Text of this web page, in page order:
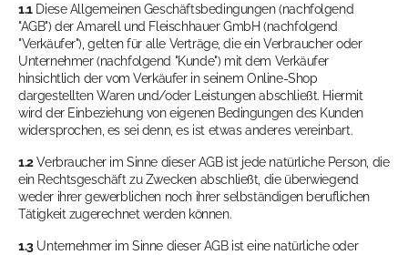
1.1Diese Allgemeinen Geschäftsbedingungen (nachfolgend
"AGB") der Amarell und Fleischhauer GmbH (nachfolgend
"Verkäufer"), gelten für alle Verträge, die ein Verbraucher oder
Unternehmer (nachfolgend "Kunde") mit dem Verkäufer
hinsichtlich der vom Verkäufer in seinem Online-Shop
dargestellten Waren und/oder Leistungen abschließt. Hiermit
wird der Einbeziehung von eigenen Bedingungen des Kunden
widersprochen, es sei denn, es ist etwas anderes vereinbart.
1.2Verbraucher im Sinne dieser AGB ist jede natürliche Person, die
ein Rechtsgeschäft zu Zwecken abschließt, die überwiegend
weder ihrer gewerblichen noch ihrer selbständigen beruflichen
Tätigkeit zugerechnet werden können.
1.3Unternehmer im Sinne dieser AGB ist eine natürliche oder